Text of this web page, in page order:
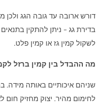
דורש ארובה עד גובה הגג ולכן
בדירת גג – ניתן להתקין
לשקול קמין גז או קמין פלט.
מה ההבדל בין קמין ברזל
שניהם איכותיים באותה מידה.
לחימום מהיר. יצוק מחזיק חום